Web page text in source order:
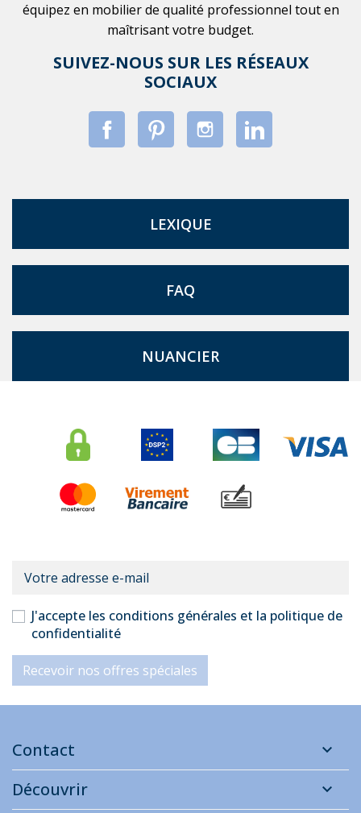
équipez en mobilier de qualité professionnel tout en
maîtrisant votre budget.
SUIVEZ-NOUS SUR LES RÉSEAUX
SOCIAUX
LEXIQUE
FAQ
NUANCIER
J'accepte les conditions générales et la politique de
confidentialité
Recevoir nos offres spéciales
Contact
Découvrir